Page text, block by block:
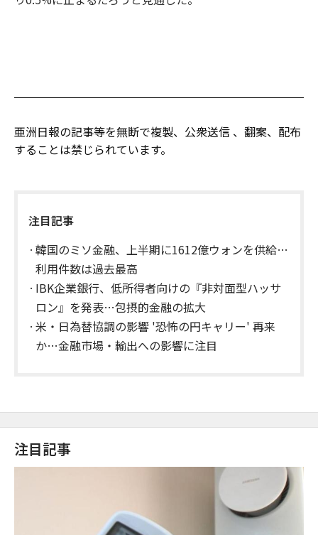
亜洲日報の記事等を無断で複製、公衆送信 、翻案、配布
することは禁じられています。
注目記事
韓国のミソ金融、上半期に1612億ウォンを供給…
利用件数は過去最高
IBK企業銀行、低所得者向けの『非対面型ハッサ
ロン』を発表…包摂的金融の拡大
米・日為替協調の影響 '恐怖の円キャリー' 再来
か…金融市場・輸出への影響に注目
注目記事